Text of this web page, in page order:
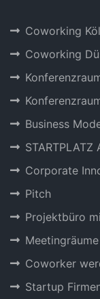
Coworking
Coworking
Business
Corporate
Pitch
Projektbüro
Coworker
Startup